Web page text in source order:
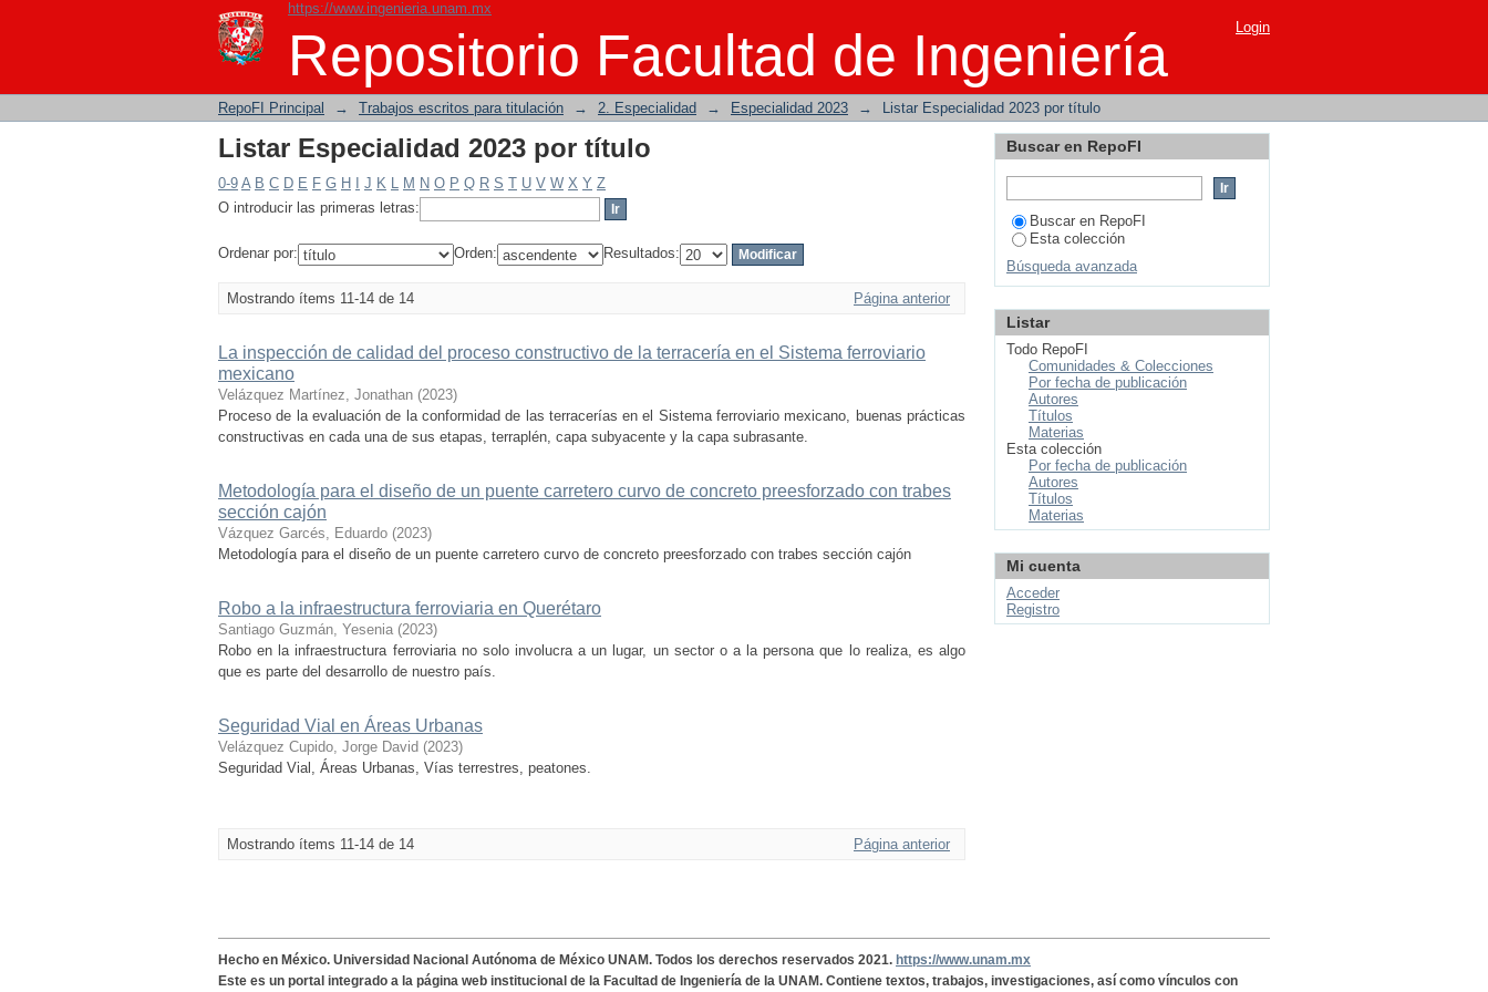
https://www.ingenieria.unam.mx
Repositorio Facultad de Ingeniería
Listar Especialidad 2023 por título Login
RepoFI Principal → Trabajos escritos para titulación → 2. Especialidad → Especialidad 2023 → Listar Especialidad 2023 por título
Listar Especialidad 2023 por título
0-9 A B C D E F G H J K L M N O P Q R S T U V W X Y Z
O introducir las primeras letras:
Ordenar por: Orden: Resultados:
Mostrando ítems 11-14 de 14 Página anterior
La inspección de calidad del proceso constructivo de la terracería en el Sistema ferroviario
mexicano
Velázquez Martínez, Jonathan (2023)
Proceso de la evaluación de la conformidad de las terracerías en el Sistema ferroviario mexicano, buenas prácticas
constructivas en cada una de sus etapas, terraplén, capa subyacente y la capa subrasante.
Metodología para el diseño de un puente carretero curvo de concreto preesforzado con trabes
sección cajón
Vázquez Garcés, Eduardo (2023)
Metodología para el diseño de un puente carretero curvo de concreto preesforzado con trabes sección cajón
Robo a la infraestructura ferroviaria en Querétaro
Santiago Guzmán, Yesenia (2023)
Robo en la infraestructura ferroviaria no solo involucra a un lugar, un sector o a la persona que lo realiza, es algo
que es parte del desarrollo de nuestro país.
Seguridad Vial en Áreas Urbanas
Velázquez Cupido, Jorge David (2023)
Seguridad Vial, Áreas Urbanas, Vías terrestres, peatones.
Mostrando ítems 11-14 de 14 Página anterior
Buscar en RepoFI
Buscar en RepoFI
Esta colección
Búsqueda avanzada
Listar
Todo RepoFI
Comunidades & Colecciones
Por fecha de publicación
Autores
Títulos
Materias
Esta colección
Por fecha de publicación
Autores
Títulos
Materias
Mi cuenta
Acceder
Registro
Hecho en México. Universidad Nacional Autónoma de México UNAM. Todos los derechos reservados 2021. https://www.unam.mx
Este es un portal integrado a la página web institucional de la Facultad de Ingeniería de la UNAM. Contiene textos, trabajos, investigaciones, así como vínculos con